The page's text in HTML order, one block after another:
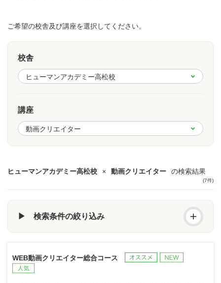
ご希望の校舎及び講座を選択してください。
校舎
講座
ヒューマンアカデミー高松校 × 動画クリエイター の検索結果
(7件)
▶ 検索条件の絞り込み +
WEB動画クリエイター総合コース